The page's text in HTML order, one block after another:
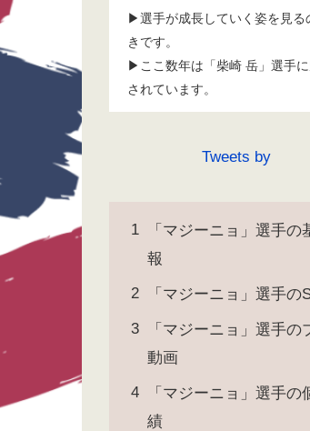
▶選手が成長していく姿を見る
きです。
▶ここ数年は「柴崎 岳」選手に
されています。
Tweets by
「マジーニョ」選手の
報
「マジーニョ」選手の
「マジーニョ」選手の
動画
「マジーニョ」選手の
績